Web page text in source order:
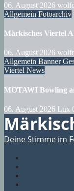
06. August 2026
Allgemein Fotoarchiv
Märkisches Viertel
06. August 2026
Allgemein Banner
Viertel News
MOTAWI Bowling
06. August 2026 Lux
Deine Stimme im